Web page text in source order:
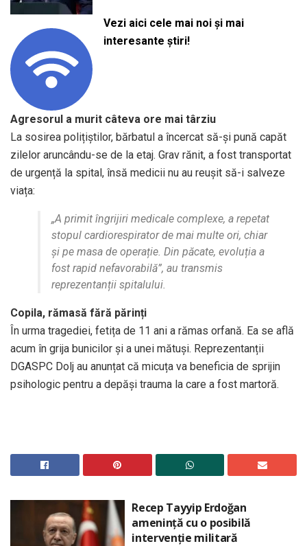
Vezi aici cele mai noi și mai
interesante știri!
Agresorul a murit câteva ore mai târziu
La sosirea polițiștilor, bărbatul a încercat să-și pună capăt
zilelor aruncându-se de la etaj. Grav rănit, a fost transportat
de urgență la spital, însă medicii nu au reușit să-i salveze
viața:
„A primit îngrijiri medicale complexe, a repetat
stopul cardiorespirator de mai multe ori, chiar
și pe masa de operație. Din păcate, evoluția a
fost rapid nefavorabilă”, au transmis
reprezentanții spitalului.
Copila, rămasă fără părinți
În urma tragediei, fetița de 11 ani a rămas orfană. Ea se află
acum în grija bunicilor și a unei mătuși. Reprezentanții
DGASPC Dolj au anunțat că micuța va beneficia de sprijin
psihologic pentru a depăși trauma la care a fost martoră.
Recep Tayyip Erdoğan
amenință cu o posibilă
intervenție militară